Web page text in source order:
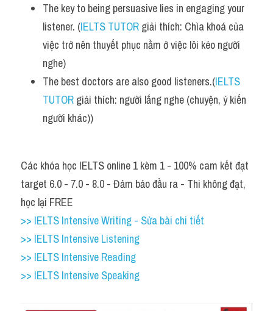
The key to being persuasive lies in engaging your
listener. (IELTS TUTOR giải thích: Chìa khoá của
việc trở nên thuyết phục nằm ở việc lôi kéo người
nghe)
The best doctors are also good listeners.(IELTS
TUTOR giải thích: người lắng nghe (chuyện, ý kiến
người khác))
Các khóa học IELTS online 1 kèm 1 - 100% cam kết đạt
target 6.0 - 7.0 - 8.0 - Đảm bảo đầu ra - Thi không đạt,
học lại FREE
>> IELTS Intensive Writing - Sửa bài chi tiết
>> IELTS Intensive Listening
>> IELTS Intensive Reading
>> IELTS Intensive Speaking